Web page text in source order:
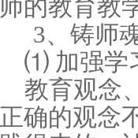
师的教育教
3、铸师
⑴ 加强学
教育观念
正确的观念